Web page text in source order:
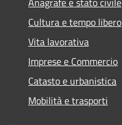
Cultura e tempo libero
Vita lavorativa
Imprese e Commercio
Catasto e urbanistica
Mobilità e trasporti